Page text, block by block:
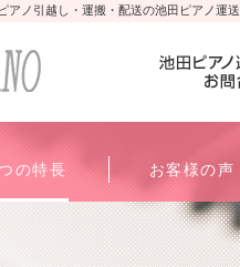
アノ引越し・運搬・配送の池田ピアノ運送
の特長 お客様の声